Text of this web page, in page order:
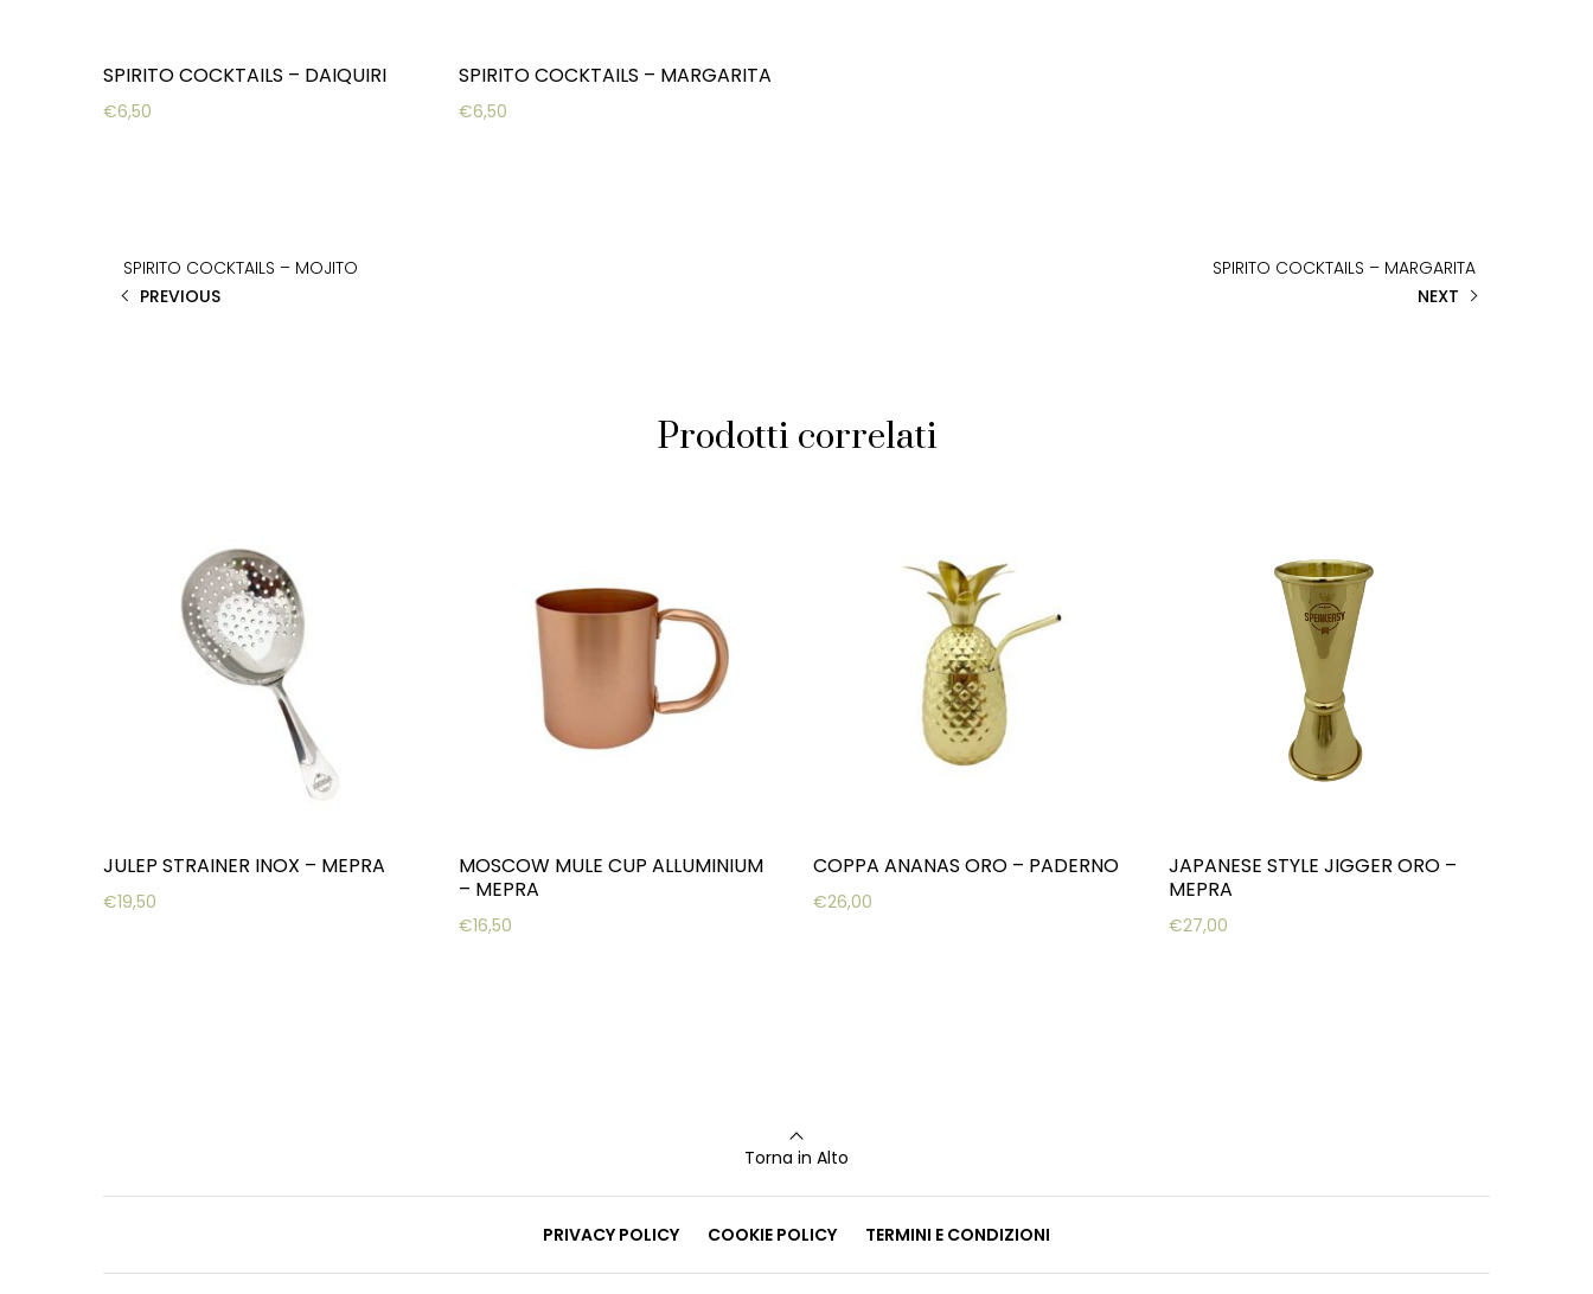
SPIRITO COCKTAILS – DAIQUIRI
€6,50
SPIRITO COCKTAILS – MARGARITA
€6,50
SPIRITO COCKTAILS – MOJITO
PREVIOUS
SPIRITO COCKTAILS – MARGARITA
NEXT
Prodotti correlati
JULEP STRAINER INOX – MEPRA
€19,50
MOSCOW MULE CUP ALLUMINIUM
– MEPRA
€16,50
COPPA ANANAS ORO – PADERNO
€26,00
JAPANESE STYLE JIGGER ORO –
MEPRA
€27,00
Torna in Alto
PRIVACY POLICY COOKIE POLICY TERMINI E CONDIZIONI